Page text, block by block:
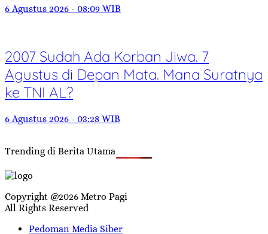
6 Agustus 2026 - 08:09 WIB
2007 Sudah Ada Korban Jiwa. 7
Agustus di Depan Mata. Mana Suratnya
ke TNI AL?
6 Agustus 2026 - 03:28 WIB
Trending di Berita Utama
Copyright @2026 Metro Pagi
All Rights Reserved
Pedoman Media Siber